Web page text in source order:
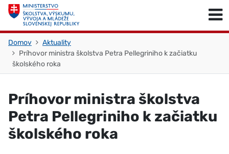
Skočiť na obsah
Domov
Aktuality
Príhovor ministra školstva Petra Pellegriniho k začiatku
školského roka
Príhovor ministra školstva
Petra Pellegriniho k začiatku
školského roka
Skočiť na začiatok stránky